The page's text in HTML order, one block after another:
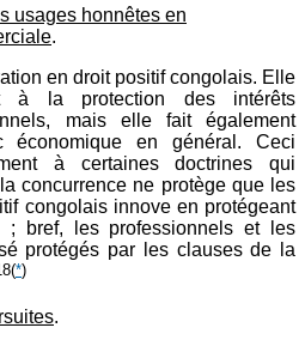
usages honnêtes en
.
en droit positif congolais. Elle
à la protection des intérêts
mais elle fait également
en général. Ceci
à certaines doctrines qui
concurrence ne protège que les
congolais innove en protégeant
; bref, les professionnels et les
protégés par les clauses de la
(*)
.